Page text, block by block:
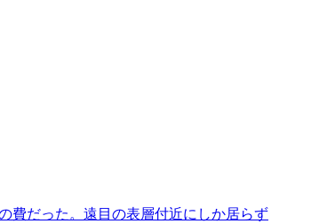
費だった。遠目の表層付近にしか居らず